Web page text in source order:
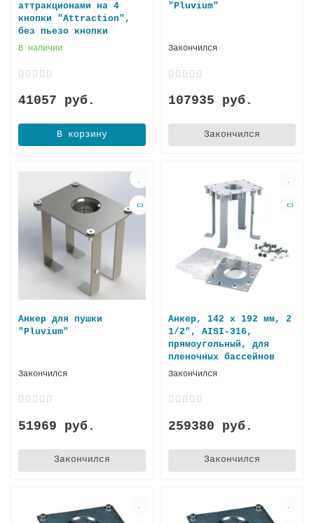
аттракционами на 4
кнопки "Attraction",
без пьезо кнопки
В наличии
41057 руб.
В корзину
"Pluvium"
Закончился
107935 руб.
Закончился
Анкер для пушки
"Pluvium"
Закончился
51969 руб.
Закончился
Анкер, 142 x 192 мм, 2
1/2", AISI-316,
прямоугольный, для
пленочных бассейнов
Закончился
259380 руб.
Закончился